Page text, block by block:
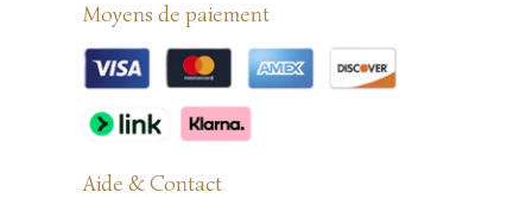
Moyens de paiement
Aide & Contact